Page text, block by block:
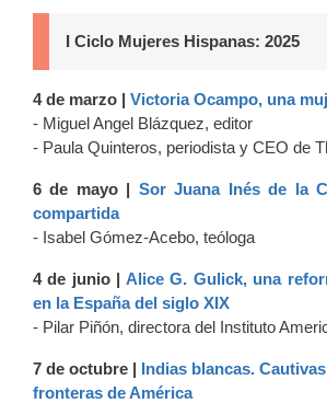
I Ciclo Mujeres Hispanas: 2025
4 de marzo | Victoria Ocampo, una
- Miguel Angel Blázquez, editor
- Paula Quinteros, periodista y CEO de
6 de mayo | Sor Juana Inés de la
compartida
- Isabel Gómez-Acebo, teóloga
4 de junio | Alice G. Gulick, una
en la España del siglo XIX
- Pilar Piñón, directora del Instituto
7 de octubre | Indias blancas.
fronteras de América